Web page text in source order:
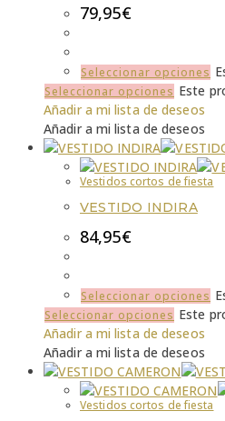
79,95€
Seleccionar opciones
Seleccionar opciones Este
Añadir a mi lista de deseos
Añadir a mi lista de deseos
Vestidos cortos de fiesta
VESTIDO INDIRA
84,95€
Seleccionar opciones
Seleccionar opciones Este
Añadir a mi lista de deseos
Añadir a mi lista de deseos
Vestidos cortos de fiesta